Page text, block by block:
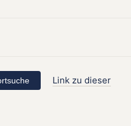
Link zu dieser